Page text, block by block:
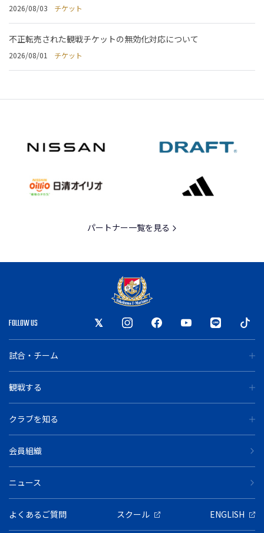
2026/08/03 チケット
不正転売された観戦チケットの無効化対応について
2026/08/01 チケット
パートナー一覧を見る
FOLLOW US
試合・チーム
観戦する
クラブを知る
会員組織
ニュース
よくあるご質問 スクール ENGLISH